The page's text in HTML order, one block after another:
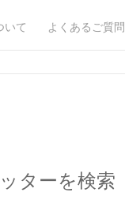
いて よくあるご質問
ターを検索